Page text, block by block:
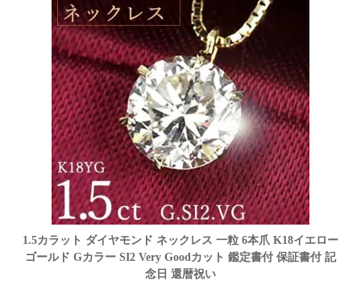
1.5カラット ダイヤモンド ネックレス 一粒 6本爪 K18イエロー
ゴールド Gカラー SI2 Very Goodカット 鑑定書付 保証書付 記
念日 還暦祝い